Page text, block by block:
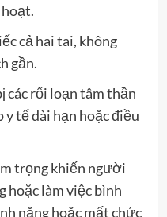
hoạt.
cả hai tai, không
gần.
các rối loạn tâm thần
y tế dài hạn hoặc điều
trọng khiến người
hoặc làm việc bình
nặng hoặc mất chức